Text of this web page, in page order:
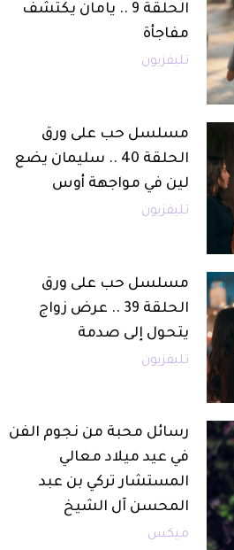
الحلقة 9 .. يامان يكتشف
مفاجأة
تليفزيون
مسلسل حب على ورق
الحلقة 40 .. سليمان يضع
لين في مواجهة أوس
تليفزيون
مسلسل حب على ورق
الحلقة 39 .. عرض زواج
يتحول إلى صدمة
تليفزيون
رسائل محبة من نجوم الفن
في عيد ميلاد معالي
المستشار تركي بن عبد
المحسن آل الشيخ
ميكس